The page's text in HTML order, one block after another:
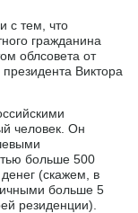
с тем, что
гражданина
облсовета от
Виктора
человек. Он
больше 500
(скажем, в
больше 5
резиденции).